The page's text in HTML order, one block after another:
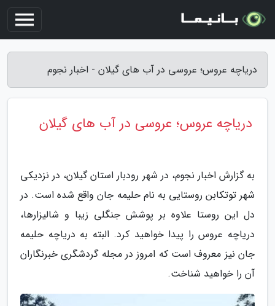
دریاچه عروس؛ عروسی در آب های گیلان - اخبار نجوم
دریاچه عروس؛ عروسی در آب های گیلان
به گزارش اخبار نجوم، در شهر رودبار استان گیلان، در نزدیکی
شهر توتکابن روستایی به نام حلیمه جان واقع شده است. در
دل این روستا علاوه بر پوشش جنگلی زیبا و شالیزارها،
دریاچه عروس را پیدا خواهید کرد. البته به دریاچه حلیمه
جان نیز معروف است که امروز در مجله گردشگری خبرنگاران
آن را خواهید شناخت.